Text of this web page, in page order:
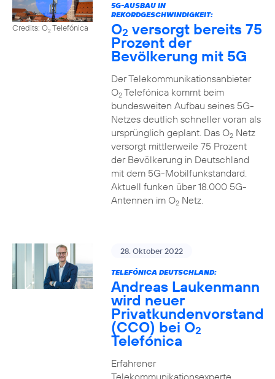
Credits: O2Telefónica
5G-AUSBAU IN
REKORDGESCHWINDIGKEIT:
O2 versorgt bereits 75
Prozent der
Bevölkerung mit 5G
Der Telekommunikationsanbieter
O2Telefónica kommt beim
bundesweiten Aufbau seines 5G-
Netzes deutlich schneller voran als
ursprünglich geplant. Das O2Netz
versorgt mittlerweile 75 Prozent
der Bevölkerung in Deutschland
mit dem 5G-Mobilfunkstandard.
Aktuell funken über 18.000 5G-
Antennen im O2Netz.
28. Oktober 2022
TELEFÓNICA DEUTSCHLAND:
Andreas Laukenmann
wird neuer
Privatkundenvorstand
(CCO) bei O2
Telefónica
Erfahrener
Telekommunikationsexperte